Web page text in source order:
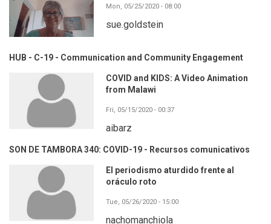
Mon, 05/25/2020 - 08:00
sue.goldstein
HUB - C-19 - Communication and Community Engagement
COVID and KIDS: A Video Animation
from Malawi
Fri, 05/15/2020 - 00:37
aibarz
SON DE TAMBORA 340: COVID-19 - Recursos comunicativos
El periodismo aturdido frente al
oráculo roto
Tue, 05/26/2020 - 15:00
nachomanchiola